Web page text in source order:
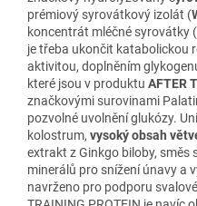
prémiový syrovátkový izolát (
koncentrát mléčné syrovátky (
je třeba ukončit katabolickou
aktivitou, doplněním
které jsou v produktu AFTER
značkovými surovinami
pozvolné uvolnění glukózy.
kolostrum, vysoký obsah
extrakt z Ginkgo biloby, směs
minerálů pro snížení únavy a
navrženo pro podporu